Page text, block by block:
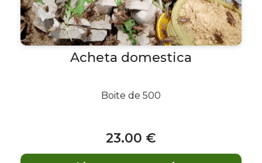
Acheta domestica
Boite de 500
23.00 €